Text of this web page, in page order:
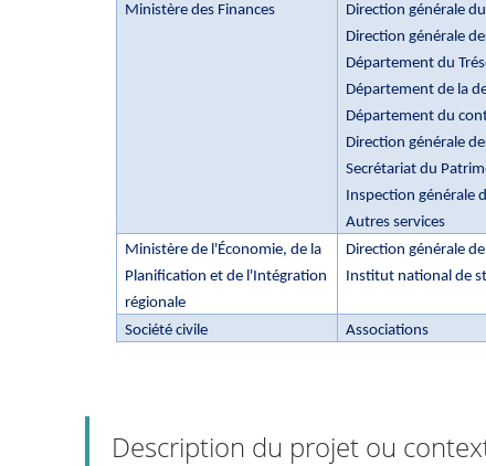
Ministère des Finances
Direction générale
Direction générale
Département du
Département de la
Département du
Direction générale
Secrétariat du
Inspection générale
Autres services
Ministère de l'Économie, de la
Planification et de l'Intégration
régionale
Direction générale
Institut national de
Société civile Associations
Description du projet ou